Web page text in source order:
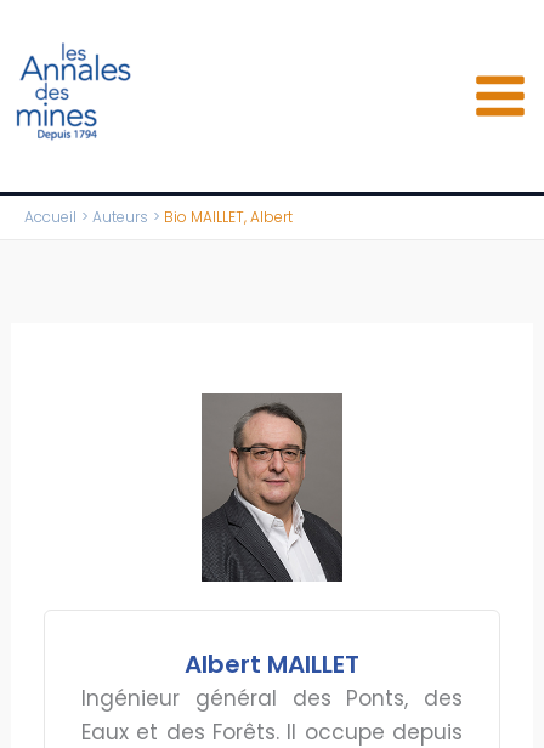
contenu
Accueil Auteurs Bio MAILLET, Albert
Albert MAILLET
Ingénieur général des Ponts, des
Eaux et des Forêts. Il occupe depuis